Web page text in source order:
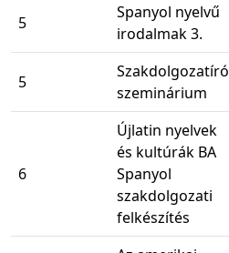
5
Spanyol nyelvű
irodalmak 3.
5
Szakdolgozatíró
szeminárium
6
Újlatin nyelvek
és kultúrák BA
Spanyol
szakdolgozati
felkészítés